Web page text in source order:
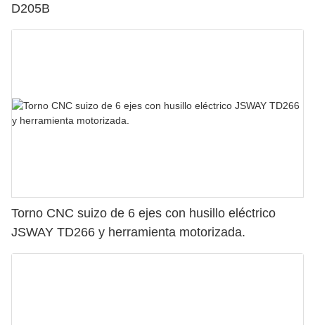
D205B
Torno CNC suizo de 6 ejes con husillo eléctrico
JSWAY TD266 y herramienta motorizada.